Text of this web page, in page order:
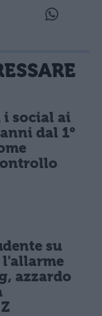
i social ai
dal 1°
su
l'allarme
azzardo